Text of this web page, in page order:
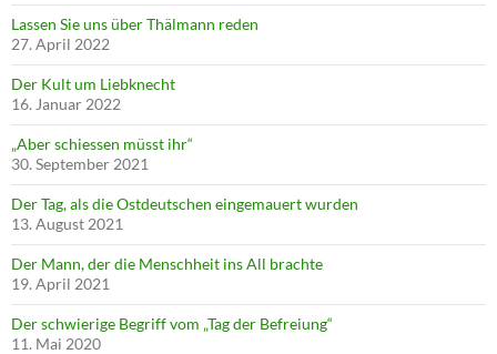
Lassen Sie uns über Thälmann reden
27. April 2022
Der Kult um Liebknecht
16. Januar 2022
„Aber schiessen müsst ihr“
30. September 2021
Der Tag, als die Ostdeutschen eingemauert wurden
13. August 2021
Der Mann, der die Menschheit ins All brachte
19. April 2021
Der schwierige Begriff vom „Tag der Befreiung“
11. Mai 2020